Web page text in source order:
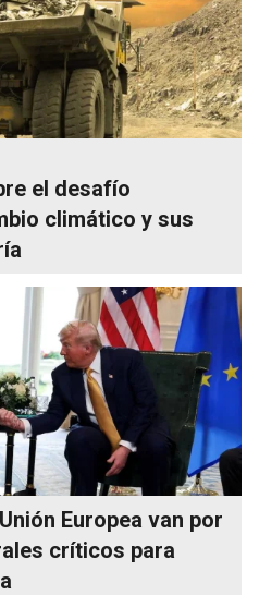
el desafío
climático y sus
Europea van por
críticos para